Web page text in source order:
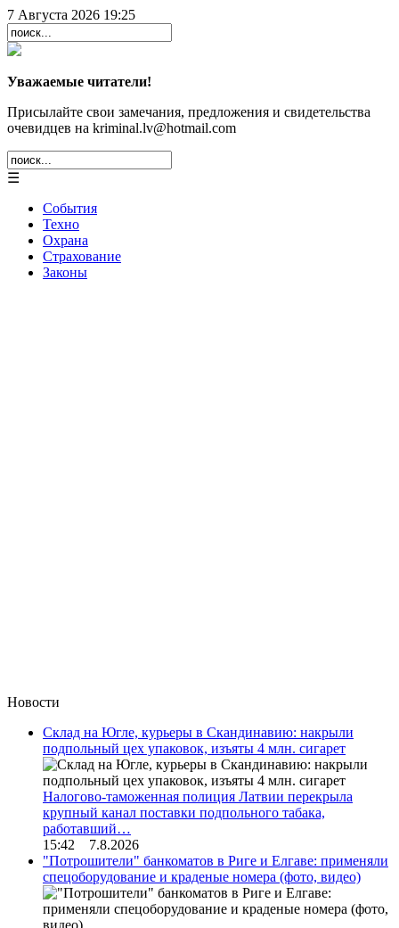
7 Августа 2026 19:25
Уважаемые читатели!
Присылайте свои замечания, предложения и свидетельства
очевидцев на kriminal.lv@hotmail.com
☰
События
Техно
Охрана
Страхование
Законы
Новости
Склад на Югле, курьеры в Скандинавию: накрыли
подпольный цех упаковок, изъяты 4 млн. сигарет
Налогово-таможенная полиция Латвии перекрыла
крупный канал поставки подпольного табака,
работавший…
15:42 7.8.2026
"Потрошители" банкоматов в Риге и Елгаве: применяли
спецоборудование и краденые номера (фото, видео)